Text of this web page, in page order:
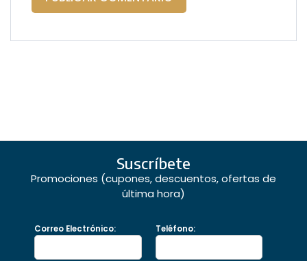
Suscríbete
Promociones (cupones, descuentos, ofertas de
última hora)
Correo Electrónico: Teléfono: